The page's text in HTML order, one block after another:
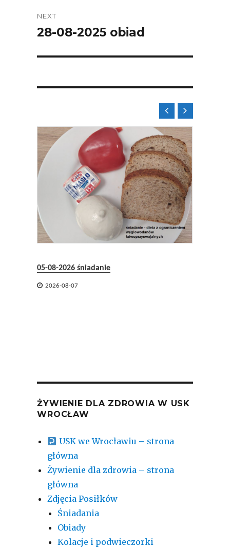
NEXT
Next
28-08-2025 obiad

05-08-2026 śniadanie
 2026-08-07

ŻYWIENIE DLA ZDROWIA W USK
WROCŁAW
USK we Wrocławiu – strona
główna
Żywienie dla zdrowia – strona
główna
Zdjęcia Posiłków
Śniadania
Obiady
Kolacje i podwieczorki